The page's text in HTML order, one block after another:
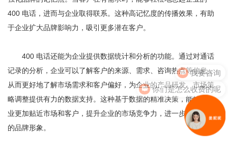
400 电话，进而与企业取得联系。这种高记忆度的传播效果，有助
于企业扩大品牌影响力，吸引更多潜在客户。
400 电话还能为企业提供数据统计和分析的功能。通过对通话
记录的分析，企业可以了解客户的来源、需求、咨询热点等信息，
从而更好地了解市场需求和客户偏好，为企业的产品研发、市场策
略调整提供有力的数据支持。这种基于数据的精准决策，能够使企
业更加贴近市场和客户，提升企业的市场竞争力，进一步巩固企业
的品牌形象。
我要咨询
你们是怎么收费的呢